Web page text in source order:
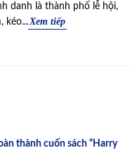
danh là thành phố lễ hội,
kéo... Xem tiếp
thành cuốn sách “Harry